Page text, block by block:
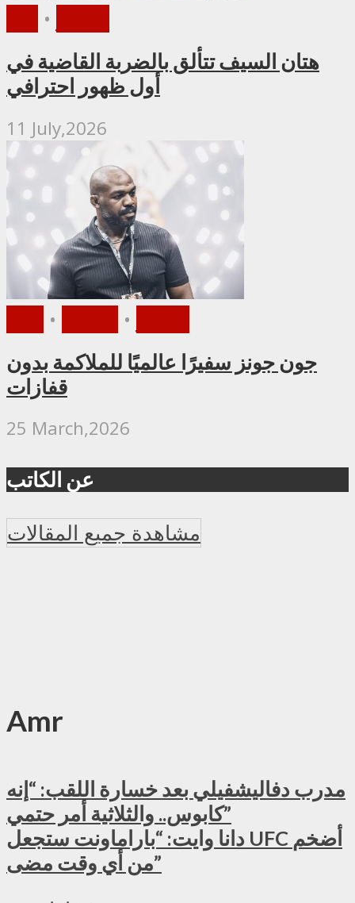
•
هتان السيف تتألق بالضربة القاضية في
أول ظهور احترافي
11 July,2026
• •
جون جونز سفيرًا عالميًا للملاكمة بدون
قفازات
25 March,2026
عن الكاتب
مشاهدة جميع المقالات
Amr
مدرب دفاليشفيلي بعد خسارة اللقب: “إنه
كابوس.. والثلاثية أمر حتمي”
دانا وايت: “باراماونت ستجعل UFC أضخم
من أي وقت مضى”